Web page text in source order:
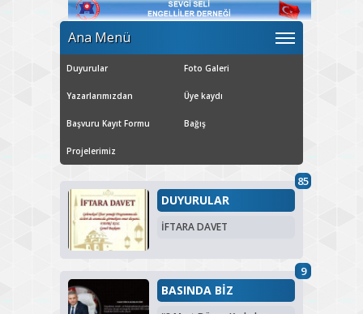
Ana Menü
Duyurular Foto Galeri
Yazarlarımızdan Üye kaydı
Başvuru Kayıt Formu Bağış
Projelerimiz
85
DUYURULAR
İFTARA DAVET
9
BASINDA BİZ